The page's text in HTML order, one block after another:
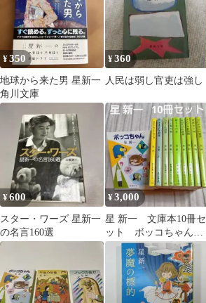
¥350
地球から来た男 星新一
角川文庫
¥360
人民は弱し官吏は強し
¥600
スター・ワーズ 星新一
の名言160選
¥3,000
星 新一 文庫本10冊セ
ット ボッコちゃん／
きまぐれ学問所／殿さ
まの日 他